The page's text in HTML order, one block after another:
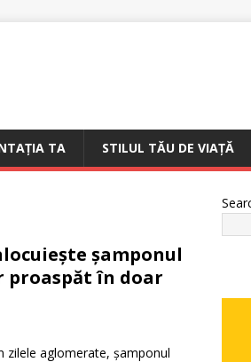
TA STILUL TĂU DE VIAȚĂ
șamponul
proaspăt în doar
zilele aglomerate, șamponul